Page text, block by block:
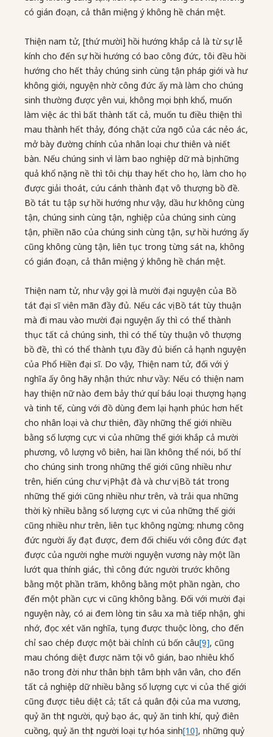
có gián đoạn, cả thân miệng ý không hề chán mệt.
Thiện nam tử, [thứ mười] hồi hướng khắp cả là từ sự lễ
kính cho đến sự hồi hướng có bao công đức, tôi đều hồi
hướng cho hết thảy chúng sinh cùng tận pháp giới và hư
không giới, nguyện nhờ công đức ấy mà làm cho chúng
sinh thường được yên vui, không mọi bịnh khổ, muốn
làm việc ác thì bất thành tất cả, muốn tu điều thiện thì
mau thành hết thảy, đóng chặt cửa ngõ của các nẻo ác,
mở bày đường chính của nhân loại chư thiên và niết
bàn. Nếu chúng sinh vì làm bao nghiệp dữ mà bị những
quả khổ nặng nề thì tôi chịu thay hết cho họ, làm cho họ
được giải thoát, cứu cánh thành đạt vô thượng bồ đề.
Bồ tát tu tập sự hồi hướng như vậy, dầu hư không cùng
tận, chúng sinh cùng tận, nghiệp của chúng sinh cùng
tận, phiền não của chúng sinh cùng tận, sự hồi hướng ấy
cũng không cùng tận, liên tục trong từng sát na, không
có gián đoạn, cả thân miệng ý không hề chán mệt.
Thiện nam tử, như vậy gọi là mười đại nguyện của Bồ
tát đại sĩ viên mãn đầy đủ. Nếu các vị Bồ tát tùy thuận
mà đi mau vào mười đại nguyện ấy thì có thể thành
thục tất cả chúng sinh, thì có thể tùy thuận vô thượng
bồ đề, thì có thể thành tựu đầy đủ biển cả hạnh nguyện
của Phổ Hiền đại sĩ. Do vậy, Thiện nam tử, đối với ý
nghĩa ấy ông hãy nhận thức như vầy: Nếu có thiện nam
hay thiện nữ nào đem bảy thứ quí báu loại thượng hạng
và tinh tế, cùng với đồ dùng đem lại hạnh phúc hơn hết
cho nhân loại và chư thiên, đầy những thế giới nhiều
bằng số lượng cực vi của những thế giới khắp cả mười
phương, vô lượng vô biên, hai lần không thể nói, bố thí
cho chúng sinh trong những thế giới cũng nhiều như
trên, hiến cúng chư vị Phật đà và chư vị Bồ tát trong
những thế giới cũng nhiều như trên, và trải qua những
thời kỳ nhiều bằng số lượng cực vi của những thế giới
cũng nhiều như trên, liên tục không ngừng; nhưng công
đức người ấy đạt được, đem đối chiếu với công đức đạt
được của người nghe mười nguyện vương này một lần
lướt qua thính giác, thì công đức người trước không
bằng một phần trăm, không bằng một phần ngàn, cho
đến một phần cực vi cũng không bằng. Đối với mười đại
nguyện này, có ai đem lòng tin sâu xa mà tiếp nhận, ghi
nhớ, đọc xét văn nghĩa, tụng được thuộc lòng, cho đến
chỉ sao chép được một bài chỉnh cú bốn câu[9], cũng
mau chóng diệt được năm tội vô gián, bao nhiêu khổ
não trong đời như thân bịnh tâm bịnh vân vân, cho đến
tất cả nghiệp dữ nhiều bằng số lượng cực vi của thế giới
cũng được tiêu diệt cả; tất cả quân đội của ma vương,
quỷ ăn thịt người, quỷ bạo ác, quỷ ăn tinh khí, quỷ điên
cuồng, quỷ ăn thịt người loại tự hóa sinh[10], những quỷ